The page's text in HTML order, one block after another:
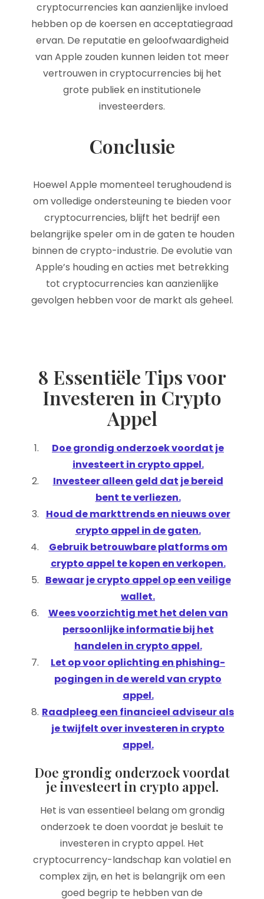
cryptocurrencies kan aanzienlijke invloed
hebben op de koersen en acceptatiegraad
ervan. De reputatie en geloofwaardigheid
van Apple zouden kunnen leiden tot meer
vertrouwen in cryptocurrencies bij het
grote publiek en institutionele
investeerders.
Conclusie
Hoewel Apple momenteel terughoudend is
om volledige ondersteuning te bieden voor
cryptocurrencies, blijft het bedrijf een
belangrijke speler om in de gaten te houden
binnen de crypto-industrie. De evolutie van
Apple’s houding en acties met betrekking
tot cryptocurrencies kan aanzienlijke
gevolgen hebben voor de markt als geheel.
8 Essentiële Tips voor
Investeren in Crypto
Appel
Doe grondig onderzoek voordat je
investeert in crypto appel.
Investeer alleen geld dat je bereid
bent te verliezen.
Houd de markttrends en nieuws over
crypto appel in de gaten.
Gebruik betrouwbare platforms om
crypto appel te kopen en verkopen.
Bewaar je crypto appel op een veilige
wallet.
Wees voorzichtig met het delen van
persoonlijke informatie bij het
handelen in crypto appel.
Let op voor oplichting en phishing-
pogingen in de wereld van crypto
appel.
Raadpleeg een financieel adviseur als
je twijfelt over investeren in crypto
appel.
Doe grondig onderzoek voordat
je investeert in crypto appel.
Het is van essentieel belang om grondig
onderzoek te doen voordat je besluit te
investeren in crypto appel. Het
cryptocurrency-landschap kan volatiel en
complex zijn, en het is belangrijk om een
goed begrip te hebben van de